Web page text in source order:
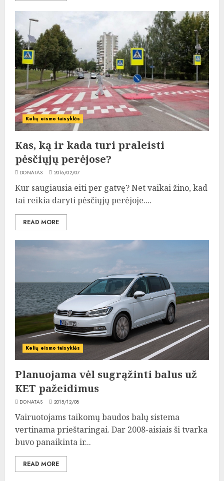
Kelių eismo taisyklės
Kas, ką ir kada turi praleisti
pėsčiųjų perėjose?
DONATAS 2016/02/07
Kur saugiausia eiti per gatvę? Net vaikai žino, kad
tai reikia daryti pėsčiųjų perėjoje....
READ MORE
Kelių eismo taisyklės
Planuojama vėl sugrąžinti balus už
KET pažeidimus
DONATAS 2015/12/08
Vairuotojams taikomų baudos balų sistema
vertinama prieštaringai. Dar 2008-aisiais ši tvarka
buvo panaikinta ir...
READ MORE